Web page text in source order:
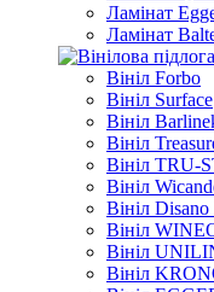
Ламінат
Ламінат
Вініл Forbo
Вініл Surface
Вініл
Вініл
Вініл TRU-
Вініл
Вініл
Вініл
Вініл
Вініл